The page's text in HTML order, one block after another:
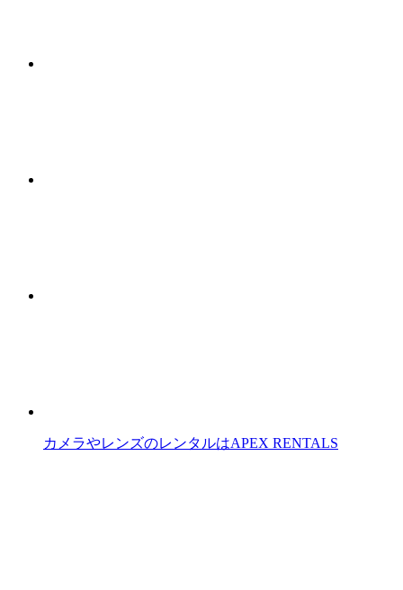
カメラやレンズのレンタルはAPEX RENTALS